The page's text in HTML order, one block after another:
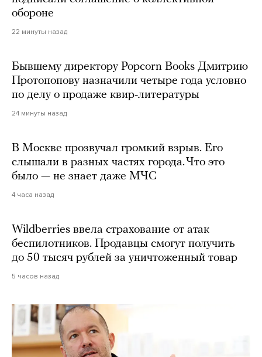
обороне
22 минуты назад
Бывшему директору Popcorn Books Дмитрию
Протопопову назначили четыре года условно
по делу о продаже квир-литературы
24 минуты назад
В Москве прозвучал громкий взрыв. Его
слышали в разных частях города. Что это
было — не знает даже МЧС
4 часа назад
Wildberries ввела страхование от атак
беспилотников. Продавцы смогут получить
до 50 тысяч рублей за уничтоженный товар
5 часов назад